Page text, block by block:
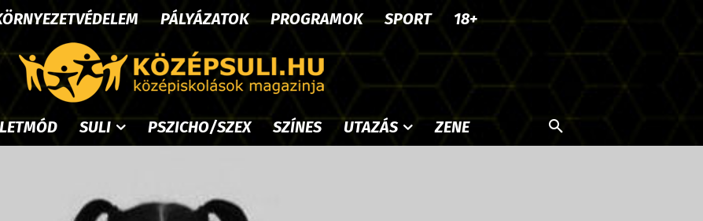
PÁLYÁZATOK PROGRAMOK SPORT 18+
SULI PSZICHO/SZEX SZÍNES UTAZÁS ZENE